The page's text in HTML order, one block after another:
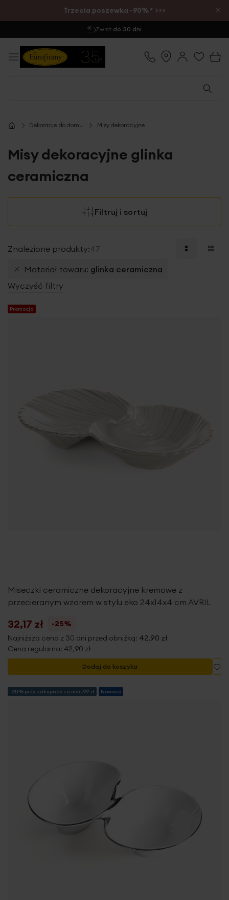
Trzecia poszewka -90%* >>> ×
Zwrot do 30 dni
Dekoracje do domu Misy dekoracyjne
Misy dekoracyjne glinka
ceramiczna
Filtruj i sortuj
Znalezione produkty:47
Materiał towaru glinka ceramiczna
Wyczyść filtry
Promocja
Miseczki ceramiczne dekoracyjne kremowe z
przecieranym wzorem w stylu eko 24x14x4 cm AVRIL
32,17 zł
-25%
Najniższa cena z 30 dni przed obniżką: 42,90 zł
Cena regularna: 42,90 zł
Dodaj do koszyka
-20% przy zakupach za min. 99 zł Nowość